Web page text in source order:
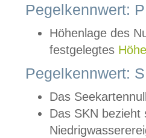
Pegelkennwert:
Höhenlage des
festgelegtes
Pegelkennwert:
Das
Das SKN